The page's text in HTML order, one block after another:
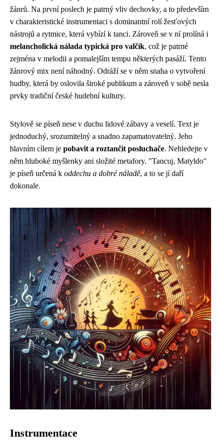
žánrů. Na první poslech je patrný vliv dechovky, a to především
v charakteristické instrumentaci s dominantní rolí žesťových
nástrojů a rytmice, která vybízí k tanci. Zároveň se v ní prolíná i
melancholická nálada typická pro valčík, což je patrné
zejména v melodii a pomalejším tempu některých pasáží. Tento
žánrový mix není náhodný. Odráží se v něm snaha o vytvoření
hudby, která by oslovila široké publikum a zároveň v sobě nesla
prvky tradiční české hudební kultury.
Stylově se píseň nese v duchu lidové zábavy a veselí. Text je
jednoduchý, srozumitelný a snadno zapamatovatelný. Jeho
hlavním cílem je pobavit a roztančit posluchače. Nehledejte v
něm hluboké myšlenky ani složité metafory. "Tancuj, Matyldo"
je píseň určená k oddechu a dobré náladě, a to se jí daří
dokonale.
Instrumentace